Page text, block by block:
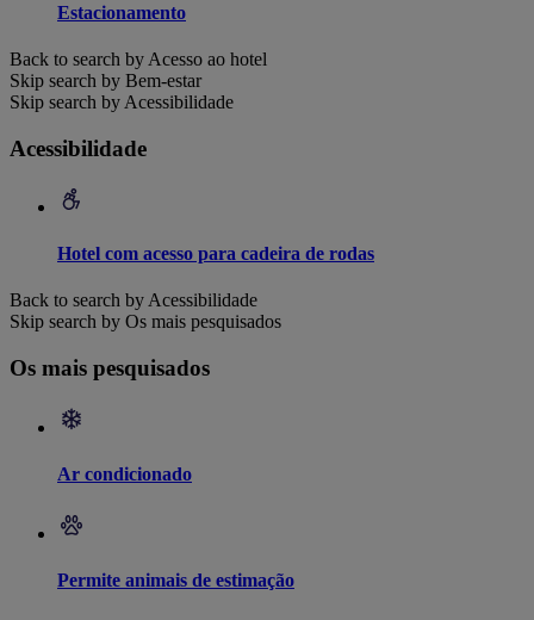
Estacionamento
Back to search by Acesso ao hotel
Skip search by Bem-estar
Skip search by Acessibilidade
Acessibilidade
Hotel com acesso para cadeira de rodas
Back to search by Acessibilidade
Skip search by Os mais pesquisados
Os mais pesquisados
Ar condicionado
Permite animais de estimação